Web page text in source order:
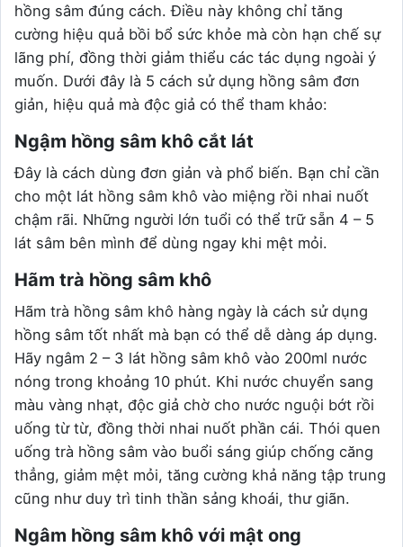
hồng sâm đúng cách. Điều này không chỉ tăng
cường hiệu quả bồi bổ sức khỏe mà còn hạn chế sự
lãng phí, đồng thời giảm thiểu các tác dụng ngoài ý
muốn. Dưới đây là 5 cách sử dụng hồng sâm đơn
giản, hiệu quả mà độc giả có thể tham khảo:
Ngậm hồng sâm khô cắt lát
Đây là cách dùng đơn giản và phổ biến. Bạn chỉ cần
cho một lát hồng sâm khô vào miệng rồi nhai nuốt
chậm rãi. Những người lớn tuổi có thể trữ sẵn 4 – 5
lát sâm bên mình để dùng ngay khi mệt mỏi.
Hãm trà hồng sâm khô
Hãm trà hồng sâm khô hàng ngày là cách sử dụng
hồng sâm tốt nhất mà bạn có thể dễ dàng áp dụng.
Hãy ngâm 2 – 3 lát hồng sâm khô vào 200ml nước
nóng trong khoảng 10 phút. Khi nước chuyển sang
màu vàng nhạt, độc giả chờ cho nước nguội bớt rồi
uống từ từ, đồng thời nhai nuốt phần cái. Thói quen
uống trà hồng sâm vào buổi sáng giúp chống căng
thẳng, giảm mệt mỏi, tăng cường khả năng tập trung
cũng như duy trì tinh thần sảng khoái, thư giãn.
Ngâm hồng sâm khô với mật ong